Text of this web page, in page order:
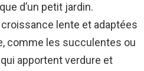
d’un petit jardin.
lente et adaptées
comme les succulentes ou
apportent verdure et